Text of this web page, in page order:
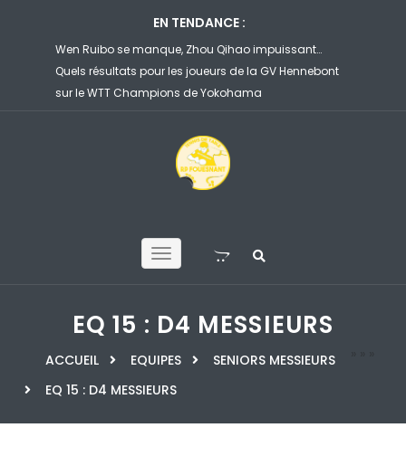
EN TENDANCE :
Hennebont
Félix Lebrun corrige son compatriote Flavien Coton et
file en 8es de finale du WTT Champions de
Yokohama
EQ 15 : D4 MESSIEURS
ACCUEIL EQUIPES SENIORS MESSIEURS
EQ 15 : D4 MESSIEURS